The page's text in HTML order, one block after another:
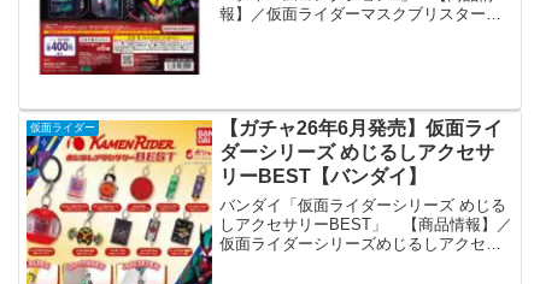
報】／仮面ライダーマスクブリスターチ
仮面ライダー
【ガチャ26年6月発売】仮面ライ
ダーシリーズ めじるしアクセサ
リーBEST【バンダイ】
バンダイ「仮面ライダーシリーズ めじる
しアクセサリーBEST」 【商品情報】／
仮面ライダーシリーズめじるしアクセサ